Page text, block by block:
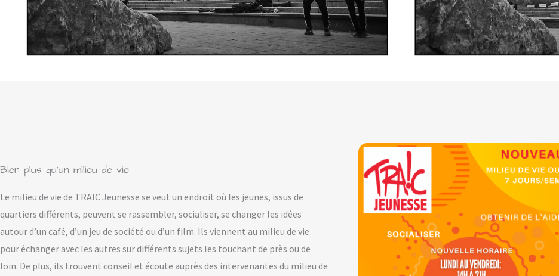
Bien plus qu'un milieu de vie
Le milieu de vie de TRAIC Jeunesse se veut un endroit où les jeunes, issus de
quartiers différents, peuvent se rassembler, socialiser, se changer les idées
autour d’un café, d’un jeu de société ou d’un film. Ils viennent au milieu de vie
pour échanger avec les autres sur différents sujets les touchant de près ou de
loin. De plus, ils trouvent conseil et écoute auprès des intervenantes du milieu de